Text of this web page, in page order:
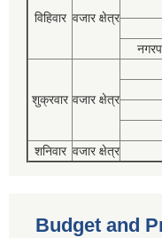
विहिवार वजार क्षेत्र
शुक्रवार वजार क्षेत्र
शनिवार वजार क्षेत्र
Budget and